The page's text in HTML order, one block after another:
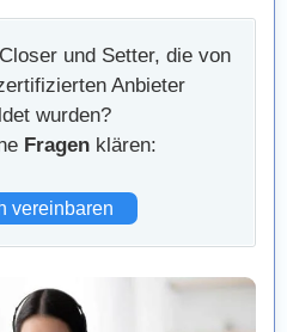
und Setter, die von
Anbieter
wurden?
Fragenklären:
vereinbaren